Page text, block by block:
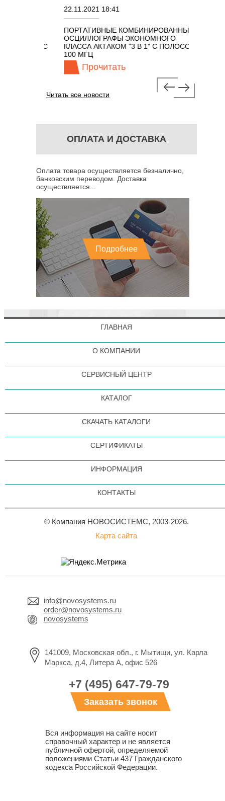
22.11.2021 18:41
ПОРТАТИВНЫЕ КОМБИНИРОВАННЫЕ
ОСЦИЛЛОГРАФЫ ЭКОНОМНОГО
КЛАССА АКТАКОМ "3 В 1" С ПОЛОСОЙ
100 МГЦ
Прочитать
Читать все новости
ОПЛАТА И ДОСТАВКА
Оплата товара осуществляется безналично,
банковским переводом. Доставка
осуществляется...
Подробнее
ГЛАВНАЯ
О КОМПАНИИ
СЕРВИСНЫЙ ЦЕНТР
КАТАЛОГ
СКАЧАТЬ КАТАЛОГИ
СЕРТИФИКАТЫ
ИНФОРМАЦИЯ
КОНТАКТЫ
© Компания НОВОСИСТЕМС, 2003-2026.
Карта сайта
info@novosystems.ru
order@novosystems.ru
novosystems
141009, Московская обл., г. Мытищи, ул. Карла
Маркса, д.4, Литера А, офис 526
+7 (495) 647-79-79
Заказать звонок
Вся информация на сайте носит
справочный характер и не является
публичной офертой, определяемой
положениями Статьи 437 Гражданского
кодекса Российской Федерации.